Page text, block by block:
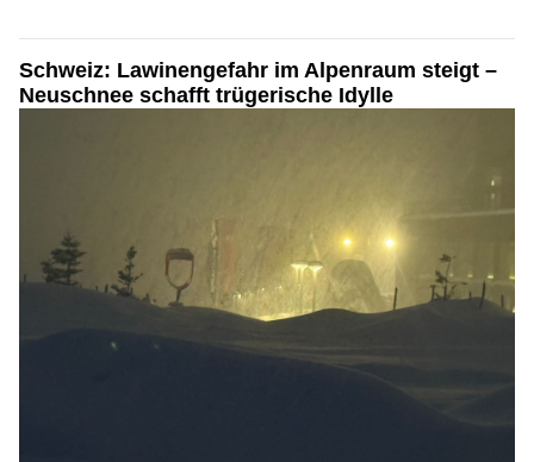
Schweiz: Lawinengefahr im Alpenraum steigt –
Neuschnee schafft trügerische Idylle